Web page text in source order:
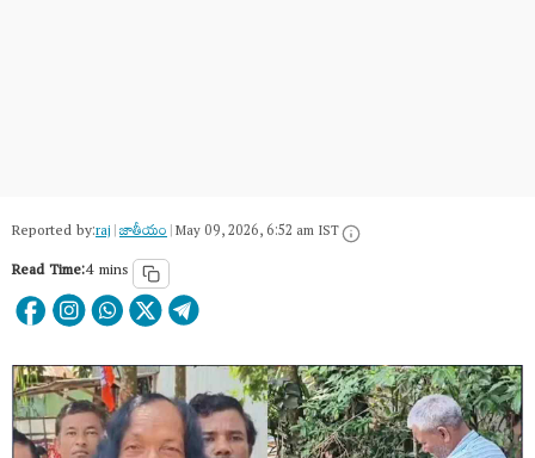
Reported by:raj|జాతీయం|May 09, 2026, 6:52 am IST
Read Time:4 mins